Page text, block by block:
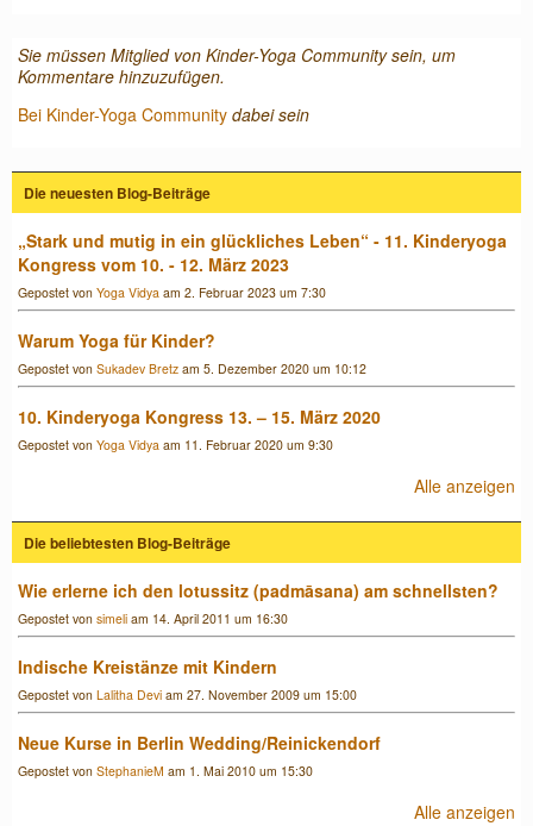
Sie müssen Mitglied von Kinder-Yoga Community sein, um
Kommentare hinzuzufügen.
Bei Kinder-Yoga Community dabei sein
Die neuesten Blog-Beiträge
„Stark und mutig in ein glückliches Leben“ - 11. Kinderyoga
Kongress vom 10. - 12. März 2023
Gepostet von Yoga Vidya am 2. Februar 2023 um 7:30
Warum Yoga für Kinder?
Gepostet von Sukadev Bretz am 5. Dezember 2020 um 10:12
10. Kinderyoga Kongress 13. – 15. März 2020
Gepostet von Yoga Vidya am 11. Februar 2020 um 9:30
Alle anzeigen
Die beliebtesten Blog-Beiträge
Wie erlerne ich den lotussitz (padmāsana) am schnellsten?
Gepostet von simeli am 14. April 2011 um 16:30
Indische Kreistänze mit Kindern
Gepostet von Lalitha Devi am 27. November 2009 um 15:00
Neue Kurse in Berlin Wedding/Reinickendorf
Gepostet von StephanieM am 1. Mai 2010 um 15:30
Alle anzeigen